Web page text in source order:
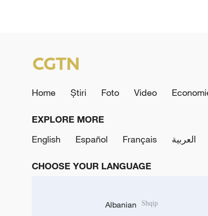
Home Știri Foto Video
EXPLORE MORE
English
Español Français العربية
CHOOSE YOUR LANGUAGE
Albanian Shqip